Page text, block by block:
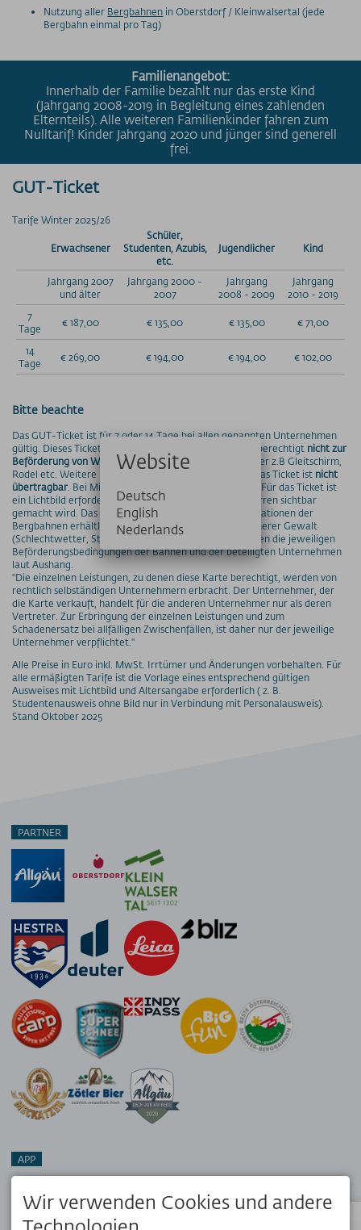
PREISINFORMATIONEN
Fußgängerkarten
Saisonkarte
Superschnee Jahres- & Saisonkarte
Saisonkarte Allgäu-Gletscher-Card
Übungsliftekarte
Parkplatzpreise
MyMountainNature
Maßnahmen zur Qualitätsverbesserung
Aktionärsinfos
Geschichte
Technische Daten
Freie Stellen
PRESSE
PARTNER/LINKS
Nutzung aller Bergbahnen in Oberstdorf / Kleinwalsertal (jede
Bergbahn einmal pro Tag)
Familienangebot:
Innerhalb der Familie bezahlt nur das erste Kind
(Jahrgang 2008-2019 in Begleitung eines zahlenden
Elternteils). Alle weiteren Familienkinder fahren zum
Nulltarif! Kinder Jahrgang 2020 und jünger sind generell
frei.
GUT-Ticket
Tarife Winter 2025/26
Erwachsener
Schüler,
Studenten, Azubis,
etc.
Jugendlicher Kind
Jahrgang 2007
und älter
Jahrgang 2000 -
2007
Jahrgang
2008 - 2009
Jahrgang
2010 - 2019
7
Tage
€ 187,00 € 135,00 € 135,00 € 71,00
14
Tage
€ 269,00 € 194,00 € 194,00 € 102,00
Bitte beachte
Das GUT-Ticket ist für 7 oder 14 Tage bei allen genannten Unternehmen
gültig. Dieses Ticket ist ein Produkt für Fußgänger und berechtigt nicht zur
Beförderung von Wintersportlern mit Skiausrüstung
oder z.B Gleitschirm,
Rodel etc. Weitere Ermäßigungen sind nicht möglich. Das Ticket ist nicht
übertragbar . Bei Missbrauch wird das Ticket entzogen. Für das Ticket ist
ein Lichtbild erforderlich, das teilweise an den Drehsperren sichtbar
gemacht wird. Das Ticket ist in den Kassen an den Talstationen der
Bergbahnen erhältlich. Eine Rückerstattung infolge höherer Gewalt
(Schlechtwetter, Sturm, usw.) ist nicht möglich. Es gelten die jeweiligen
Beförderungsbedingungen der Bahnen und der beteiligten Unternehmen
laut Aushang.
"Die einzelnen Leistungen, zu denen diese Karte berechtigt, werden von
rechtlich selbständigen Unternehmern erbracht. Der Unternehmer, der
die Karte verkauft, handelt für die anderen Unternehmer nur als deren
Vertreter. Zur Erbringung der einzelnen Leistungen und zum
Schadenersatz bei allfälligen Zwischenfällen, ist daher nur der jeweilige
Unternehmer verpflichtet."
Alle Preise in Euro inkl. MwSt. Irrtümer und Änderungen vorbehalten. Für
alle ermäßigten Tarife ist die Vorlage eines entsprechend gültigen
Ausweises mit Lichtbild und Altersangabe erforderlich ( z. B.
Studentenausweis ohne Bild nur in Verbindung mit Personalausweis).
Stand Oktober 2025
PARTNER
APP
Dein Reisebegleiter vor Ort. Hol dir die kostenlose OK Bergbahnen
App!Wir verwenden Cookies und andere
Website
Deutsch
English
Nederlands